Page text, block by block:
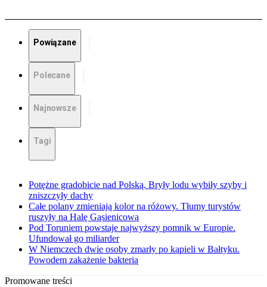
Powiązane
Polecane
Najnowsze
Tagi
Potężne gradobicie nad Polską. Bryły lodu wybiły szyby i
zniszczyły dachy
Całe polany zmieniają kolor na różowy. Tłumy turystów
ruszyły na Halę Gąsienicową
Pod Toruniem powstaje najwyższy pomnik w Europie.
Ufundował go miliarder
W Niemczech dwie osoby zmarły po kąpieli w Bałtyku.
Powodem zakażenie bakterią
Promowane treści